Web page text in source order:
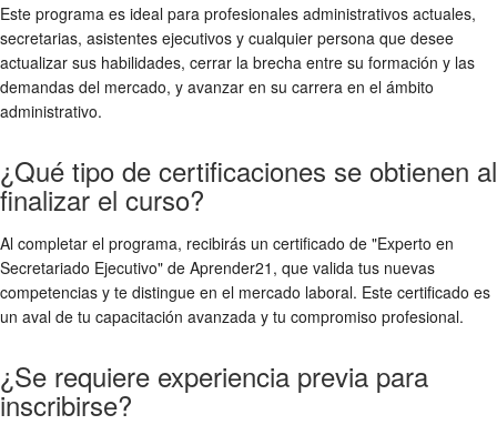
Este programa es ideal para profesionales administrativos actuales,
secretarias, asistentes ejecutivos y cualquier persona que desee
actualizar sus habilidades, cerrar la brecha entre su formación y las
demandas del mercado, y avanzar en su carrera en el ámbito
administrativo.
¿Qué tipo de certificaciones se obtienen al
finalizar el curso?
Al completar el programa, recibirás un certificado de "Experto en
Secretariado Ejecutivo" de Aprender21, que valida tus nuevas
competencias y te distingue en el mercado laboral. Este certificado es
un aval de tu capacitación avanzada y tu compromiso profesional.
¿Se requiere experiencia previa para
inscribirse?